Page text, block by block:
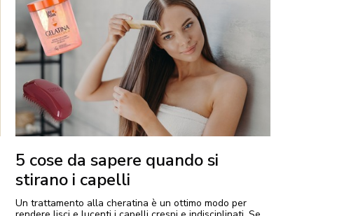
5 cose da sapere quando si
stirano i capelli
Un trattamento alla cheratina è un ottimo modo per